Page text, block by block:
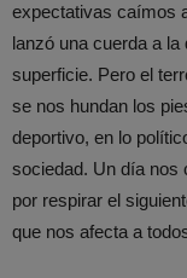
expectativas caímos
lanzó una cuerda a
superficie. Pero el
se nos hundan los
deportivo, en lo
sociedad. Un día nos
por respirar el
que nos afecta a